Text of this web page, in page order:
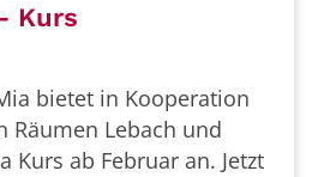
Kurs
bietet in Kooperation
Räumen Lebach und
Kurs ab Februar an. Jetzt